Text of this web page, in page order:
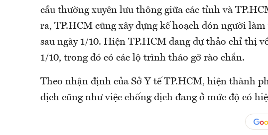
cầu thường xuyên lưu thông giữa các tỉnh và
ra, TP.HCM cũng xây dựng kế hoạch đón người
sau ngày 1/10. Hiện TP.HCM đang dự thảo chỉ thị
1/10, trong đó có các lộ trình tháo gỡ rào chắn.
Theo nhận định của Sở Y tế TP.HCM, hiện thành
dịch cũng như việc chống dịch đang ở mức độ có